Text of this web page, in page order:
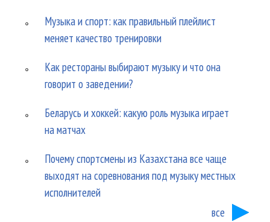
Музыка и спорт: как правильный плейлист
меняет качество тренировки
Как рестораны выбирают музыку и что она
говорит о заведении?
Беларусь и хоккей: какую роль музыка играет
на матчах
Почему спортсмены из Казахстана все чаще
выходят на соревнования под музыку местных
исполнителей
все